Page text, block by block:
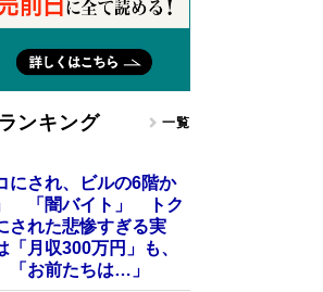
ンキング 一覧
にされ、ビルの6階か
「闇バイト」 トク
された悲惨すぎる実
月収300万円」も、
「お前たちは…」